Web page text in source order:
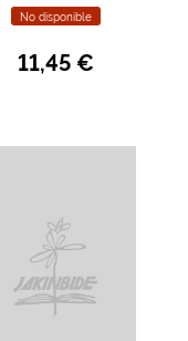
No disponible
11,45 €